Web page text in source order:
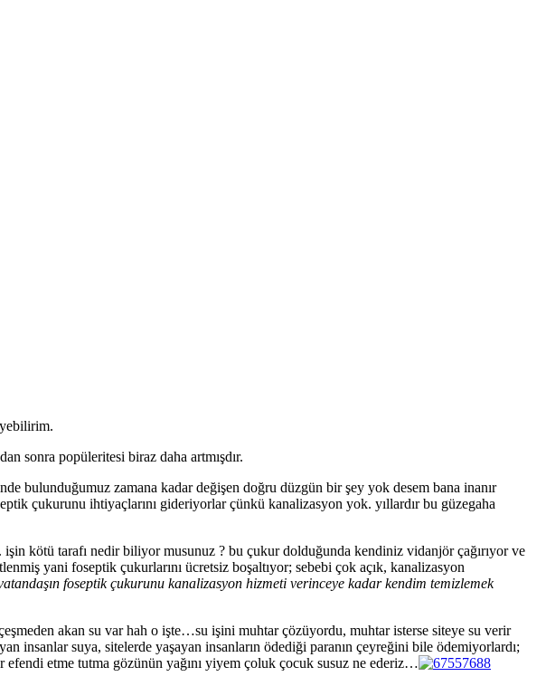
sonra popüleritesi biraz daha artmışdır.
bulunduğumuz zamana kadar değişen doğru düzgün bir şey yok desem bana inanır
çukurunu ihtiyaçlarını gideriyorlar çünkü kanalizasyon yok. yıllardır bu güzegaha
kötü tarafı nedir biliyor musunuz ? bu çukur dolduğunda kendiniz vidanjör çağırıyor ve
yani foseptik çukurlarını ücretsiz boşaltıyor; sebebi çok açık, kanalizasyon
foseptik çukurunu kanalizasyon hizmeti verinceye kadar kendim temizlemek
akan su var hah o işte…su işini muhtar çözüyordu, muhtar isterse siteye su verir
insanlar suya, sitelerde yaşayan insanların ödediği paranın çeyreğini bile ödemiyorlardı;
efendi etme tutma gözünün yağını yiyem çoluk çocuk susuz ne ederiz…